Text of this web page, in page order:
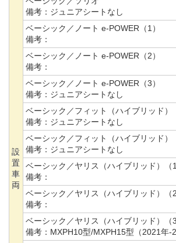
設
置
車
両
備考： ジュニアシートなし
ベーシック／ノート e-POWER（1）
備考：
ベーシック／ノート e-POWER（2）
備考：
ベーシック／ノート e-POWER（3）
備考： ジュニアシートなし
ベーシック／フィット（ハイブリッド）
備考： ジュニアシートなし
ベーシック／フィット（ハイブリッド）
備考： ジュニアシートなし
ベーシック／ヤリス（ハイブリッド）（1
備考：
ベーシック／ヤリス（ハイブリッド）（2
備考：
ベーシック／ヤリス（ハイブリッド）（3
備考： MXPH10型/MXPH15型（2021年-